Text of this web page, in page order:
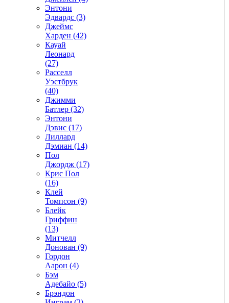
Энтони
Эдвардс (3)
Джеймс
Харден (42)
Кауай
Леонард
(27)
Расселл
Уэстбрук
(40)
Джимми
Батлер (32)
Энтони
Дэвис (17)
Лиллард
Дэмиан (14)
Пол
Джордж (17)
Крис Пол
(16)
Клей
Томпсон (9)
Блейк
Гриффин
(13)
Митчелл
Донован (9)
Гордон
Аарон (4)
Бэм
Адебайо (5)
Брэндон